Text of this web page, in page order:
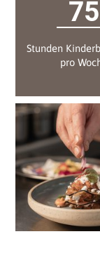
75
Stunden
pro